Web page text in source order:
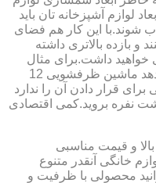
لوازم آشپزخانه تان باید
شوند.با این کار هم فضای
و بازده بالاتری داشته
خواهید داشت.برای مثال
حتی اگر بودجه تان به شما اجازه می دهد ماشین ظرفشویی 12
قرار دادن آن را ندارد
نفره بروید.کمی اقتصادی
و قیمت مناسبی
خانگی آنقدر متنوع
محصولی با ظرفیت و